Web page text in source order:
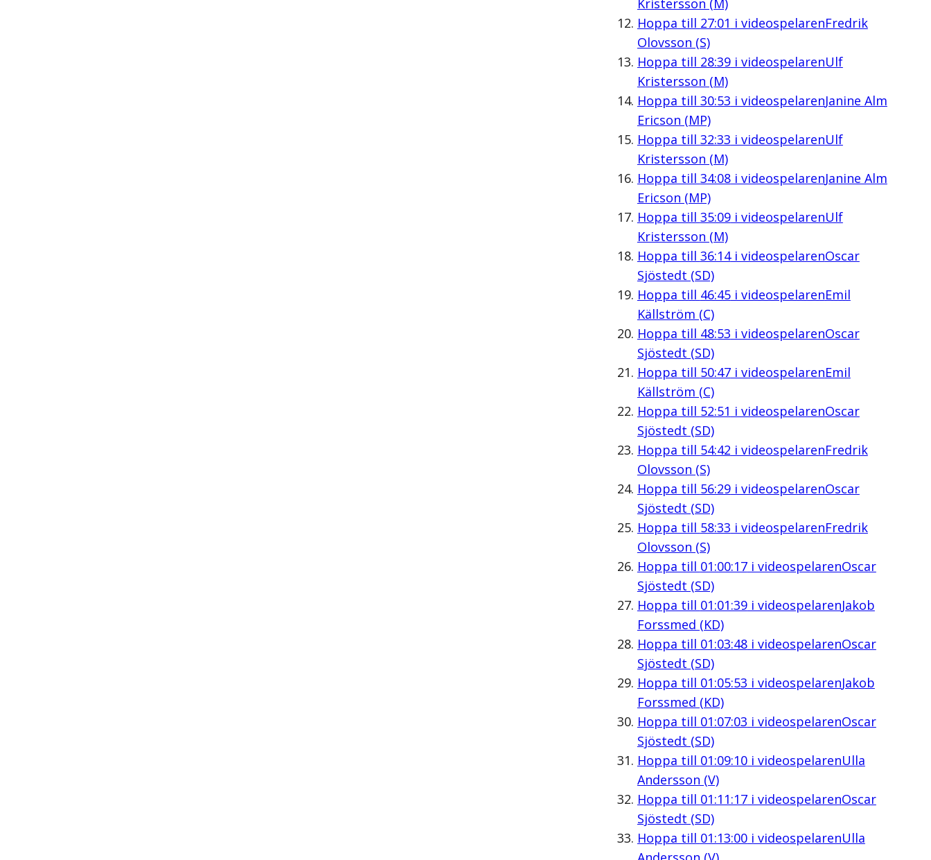
Hoppa till 27:01 i videospelarenFredrik
Olovsson (S)
Hoppa till 28:39i videospelarenUlf
Kristersson (M)
Hoppa till 30:53 i videospelarenJanine Alm
Ericson (MP)
Hoppa till 32:33 i videospelarenUlf
Kristersson (M)
Hoppa till 34:08i videospelarenJanine Alm
Ericson (MP)
Hoppa till 35:09i videospelarenUlf
Kristersson (M)
Hoppa till 36:14i videospelarenOscar
Sjöstedt (SD)
Hoppa till 46:45i videospelarenEmil
Källström (C)
Hoppa till 48:53 i videospelarenOscar
Sjöstedt (SD)
Hoppa till 50:47i videospelarenEmil
Källström (C)
Hoppa till 52:51 i videospelarenOscar
Sjöstedt (SD)
Hoppa till 54:42 i videospelarenFredrik
Olovsson (S)
Hoppa till 56:29i videospelarenOscar
Sjöstedt (SD)
Hoppa till 58:33 i videospelarenFredrik
Olovsson (S)
Hoppa till 01:00:17i videospelarenOscar
Sjöstedt (SD)
Hoppa till 01:01:39i videospelarenJakob
Forssmed (KD)
Hoppa till 01:03:48i videospelarenOscar
Sjöstedt (SD)
Hoppa till 01:05:53 i videospelarenJakob
Forssmed (KD)
Hoppa till 01:07:03 i videospelarenOscar
Sjöstedt (SD)
Hoppa till 01:09:10i videospelarenUlla
Andersson (V)
Hoppa till 01:11:17i videospelarenOscar
Sjöstedt (SD)
Hoppa till 01:13:00i videospelarenUlla